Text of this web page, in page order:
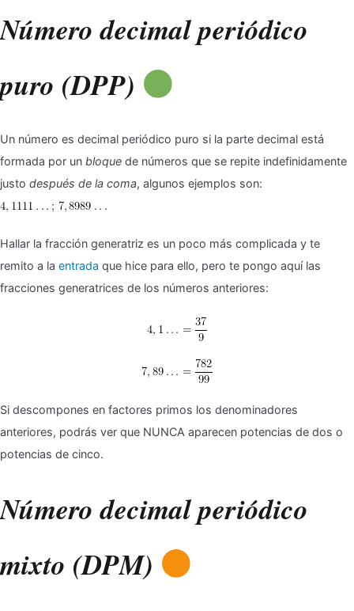
Número decimal periódico
puro (DPP)
Un número es decimal periódico puro si la parte decimal está
formada por un bloque de números que se repite indefinidamente
justo después de la coma, algunos ejemplos son:
Hallar la fracción generatriz es un poco más complicada y te
remito a la entrada que hice para ello, pero te pongo aquí las
fracciones generatrices de los números anteriores:
Si descompones en factores primos los denominadores
anteriores, podrás ver que NUNCA aparecen potencias de dos o
potencias de cinco.
Número decimal periódico
mixto (DPM)